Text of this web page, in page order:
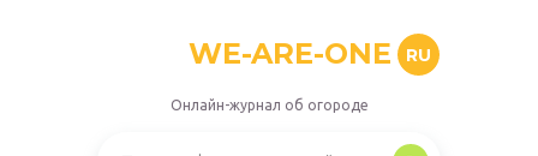
WE-ARE-ONE RU
Онлайн-журнал об огороде